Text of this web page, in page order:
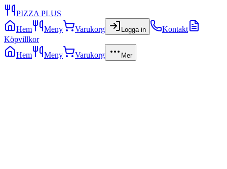
PIZZA PLUS
Hem
Meny Varukorg Logga in
Kontakt
Köpvillkor
Hem
Meny Varukorg Mer